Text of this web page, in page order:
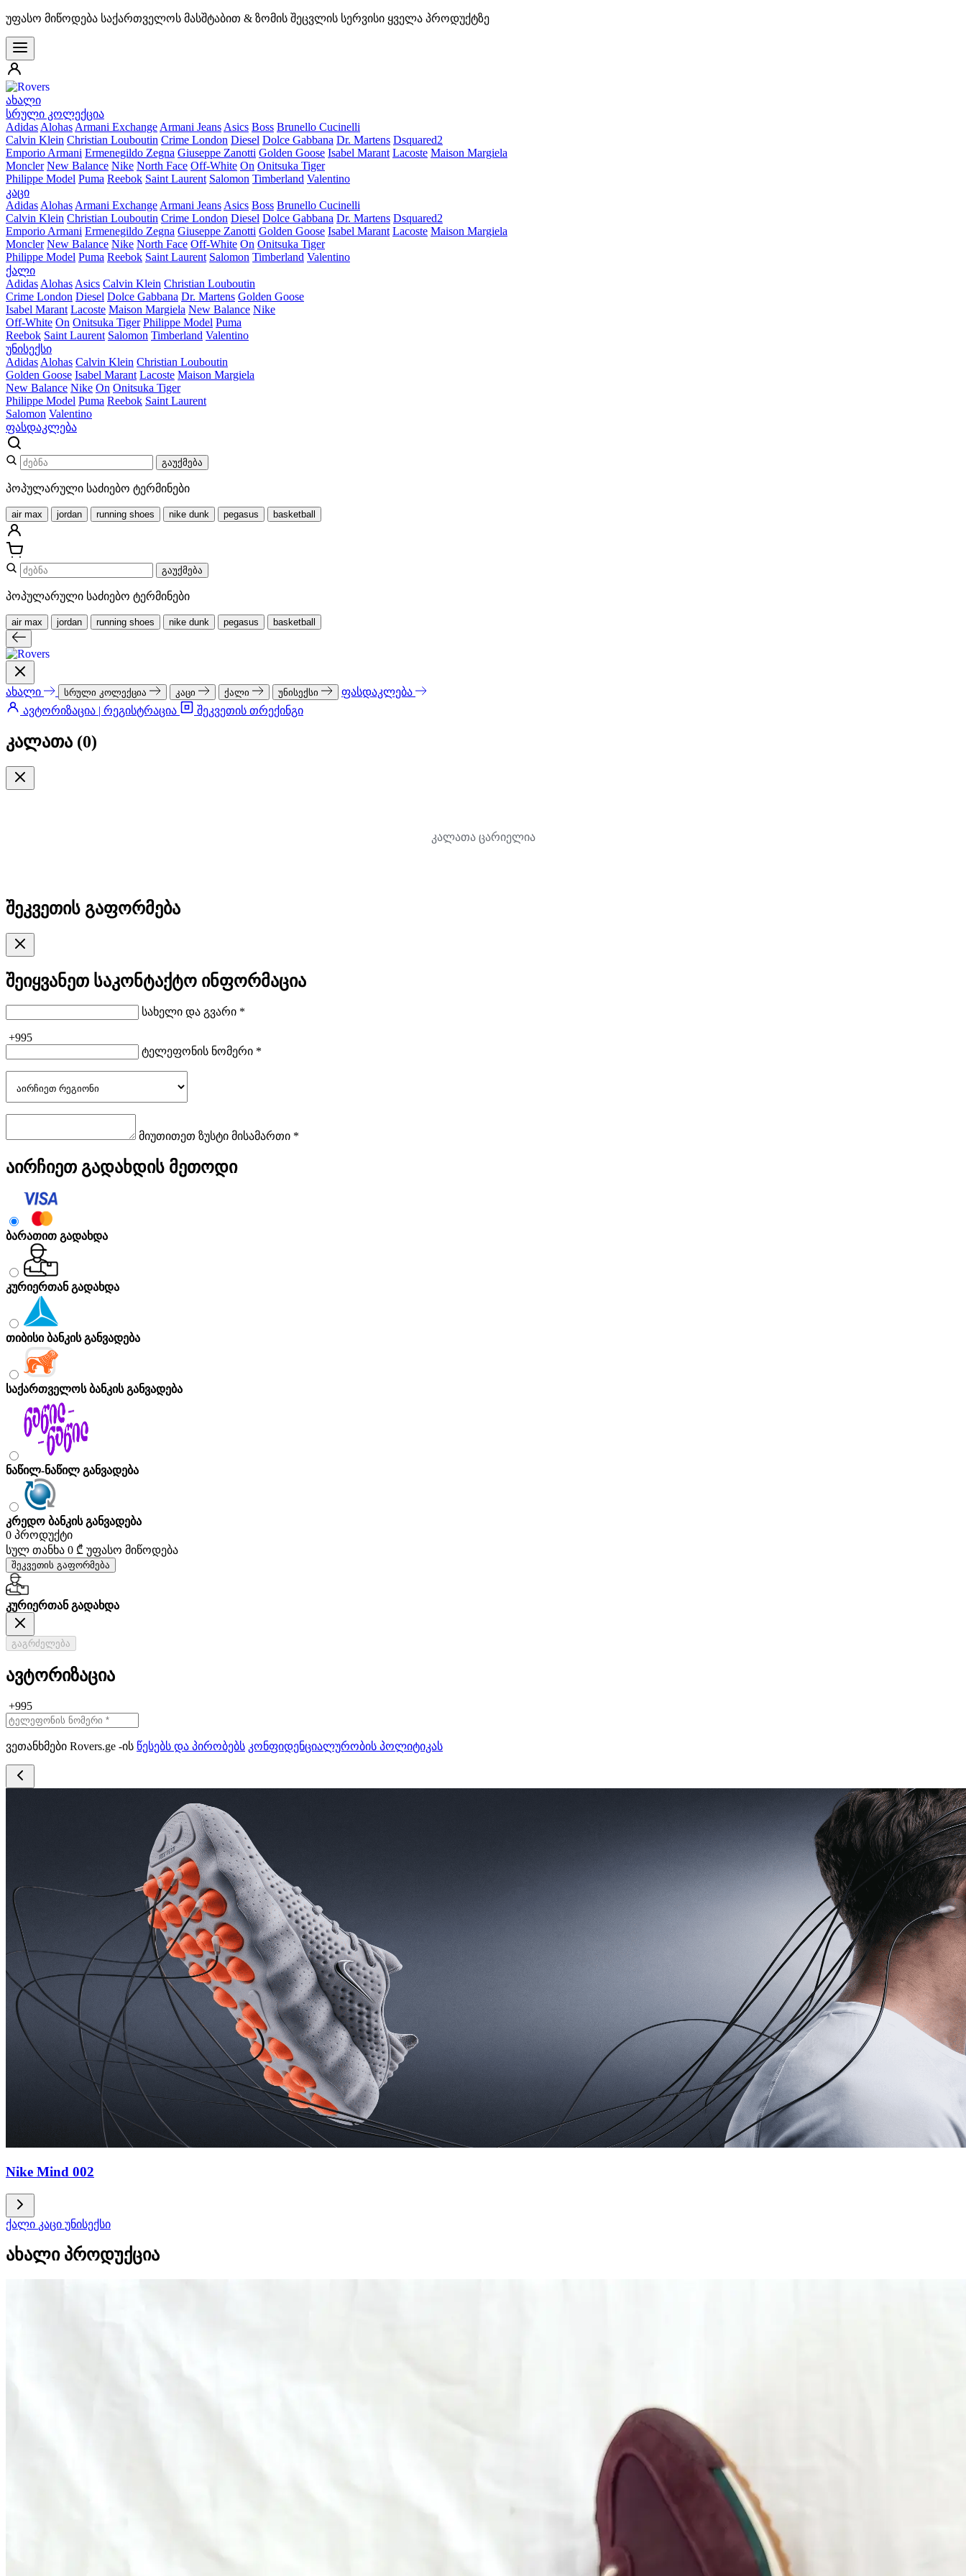
უფასო მიწოდება საქართველოს მასშტაბით & ზომის შეცვლის სერვისი ყველა პროდუქტზე
ახალი
სრული კოლექცია
Adidas Alohas Armani Exchange Armani Jeans Asics Boss Brunello Cucinelli
Calvin Klein Christian Louboutin Crime London Diesel Dolce Gabbana Dr. Martens Dsquared2
Emporio Armani Ermenegildo Zegna Giuseppe Zanotti Golden Goose Isabel Marant Lacoste Maison Margiela
Moncler New Balance Nike North Face Off-White On Onitsuka Tiger
Philippe Model Puma Reebok Saint Laurent Salomon Timberland Valentino
კაცი
Adidas Alohas Armani Exchange Armani Jeans Asics Boss Brunello Cucinelli
Calvin Klein Christian Louboutin Crime London Diesel Dolce Gabbana Dr. Martens Dsquared2
Emporio Armani Ermenegildo Zegna Giuseppe Zanotti Golden Goose Isabel Marant Lacoste Maison Margiela
Moncler New Balance Nike North Face Off-White On Onitsuka Tiger
Philippe Model Puma Reebok Saint Laurent Salomon Timberland Valentino
ქალი
Adidas Alohas Asics Calvin Klein Christian Louboutin
Crime London Diesel Dolce Gabbana Dr. Martens Golden Goose
Isabel Marant Lacoste Maison Margiela New Balance Nike
Off-White On Onitsuka Tiger Philippe Model Puma
Reebok Saint Laurent Salomon Timberland Valentino
უნისექსი
Adidas Alohas Calvin Klein Christian Louboutin
Golden Goose Isabel Marant Lacoste Maison Margiela
New Balance Nike On Onitsuka Tiger
Philippe Model Puma Reebok Saint Laurent
Salomon Valentino
ფასდაკლება
გაუქმება
პოპულარული საძიებო ტერმინები
air max jordan running shoes nike dunk pegasus basketball
გაუქმება
პოპულარული საძიებო ტერმინები
air max jordan running shoes nike dunk pegasus basketball
ახალი სრული კოლექცია კაცი ქალი უნისექსი
ფასდაკლება
ავტორიზაცია | რეგისტრაცია
შეკვეთის თრექინგი
კალათა (0)
კალათა ცარიელია
შეკვეთის გაფორმება
შეიყვანეთ საკონტაქტო ინფორმაცია
სახელი და გვარი *
+995
ტელეფონის ნომერი *
მიუთითეთ ზუსტი მისამართი *
აირჩიეთ გადახდის მეთოდი
ბარათით გადახდა
კურიერთან გადახდა
თიბისი ბანკის განვადება
საქართველოს ბანკის განვადება
ნაწილ-ნაწილ განვადება
კრედო ბანკის განვადება
0 პროდუქტი
სულ თანხა 0 ₾ უფასო მიწოდება
შეკვეთის გაფორმება
კურიერთან გადახდა
გაგრძელება
ავტორიზაცია
+995
ვეთანხმები Rovers.ge -ის წესებს და პირობებს კონფიდენციალურობის პოლიტიკას
Nike Mind 002
ქალი კაცი უნისექსი
ახალი პროდუქცია